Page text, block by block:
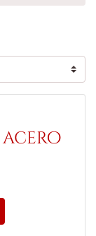
de precios: